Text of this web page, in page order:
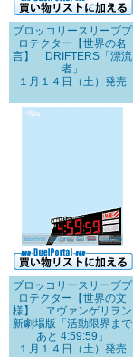
ブロッコリースリーブプ
ロテクター【世界の名
言】 DRIFTERS「漂流
者」
１月１４日（土）発売
ブロッコリースリーブプ
ロテクター【世界の文
様】 ヱヴァンゲリヲン
新劇場版「活動限界まで
あと 4:59:59」
１月１４日（土）発売